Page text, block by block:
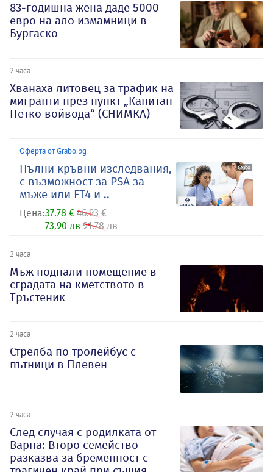
83-годишна жена даде 5000
евро на ало измамници в
Бургаско
2 часа
Хванаха литовец за трафик на
мигранти през пункт „Капитан
Петко войвода“ (СНИМКА)
Оферта от Grabo.bg
Пълни кръвни изследвания,
с възможност за PSA за
мъже или FT4 и ..
Цена:37.78 € 46.93 €
73.90 лв 91.78 лв
2 часа
Мъж подпали помещение в
сградата на кметството в
Тръстеник
2 часа
Стрелба по тролейбус с
пътници в Плевен
2 часа
След случая с родилката от
Варна: Второ семейство
разказва за бременност с